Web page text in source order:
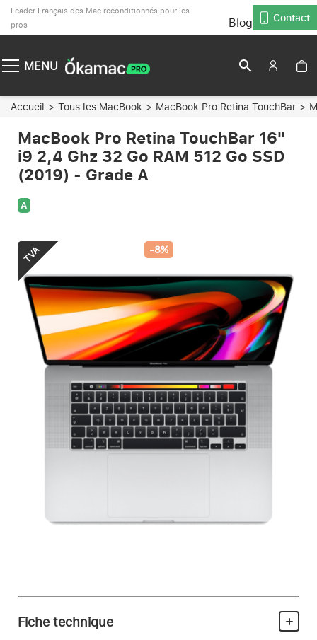
Leader Français des Mac reconditionnés pour les
pros
Blog Contact
search
MENU
Accueil Tous les MacBook MacBook Pro Retina TouchBar
MacBook Pro Retina TouchBar 16"
i9 2,4 Ghz 32 Go RAM 512 Go SSD
(2019) - Grade A
A
-8%
TVA
Fiche technique